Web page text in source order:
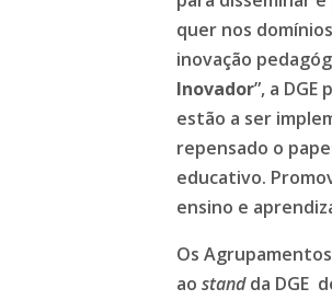
quer nos
inovação
Inovador”, a
estão a ser
repensado o
educativo.
ensino e
Os
ao standda DGE